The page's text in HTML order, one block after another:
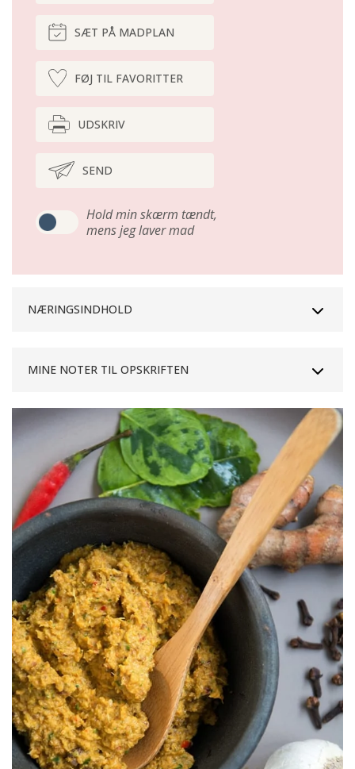
SÆT PÅ MADPLAN
FØJ TIL FAVORITTER
UDSKRIV
SEND
Hold min skærm tændt,
mens jeg laver mad
NÆRINGSINDHOLD
MINE NOTER TIL OPSKRIFTEN